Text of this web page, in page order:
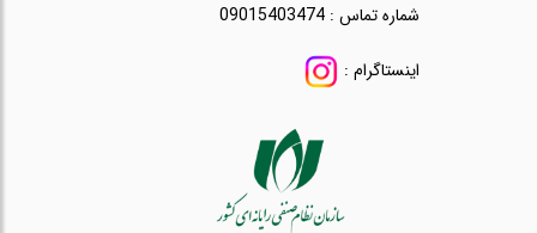
شماره تماس : 09015403474
اینستاگرام :